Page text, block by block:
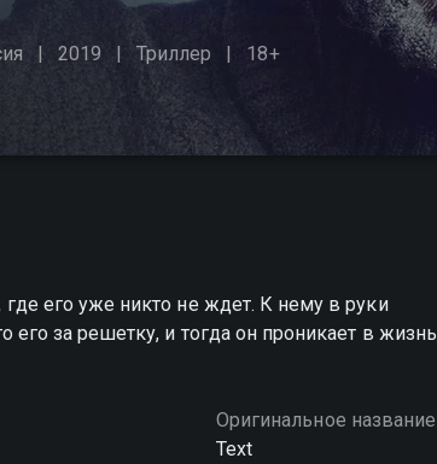
2019 Триллер 18+
его уже никто не ждет. К нему в руки
за решетку, и тогда он проникает в жизнь
Оригинальное название
Text